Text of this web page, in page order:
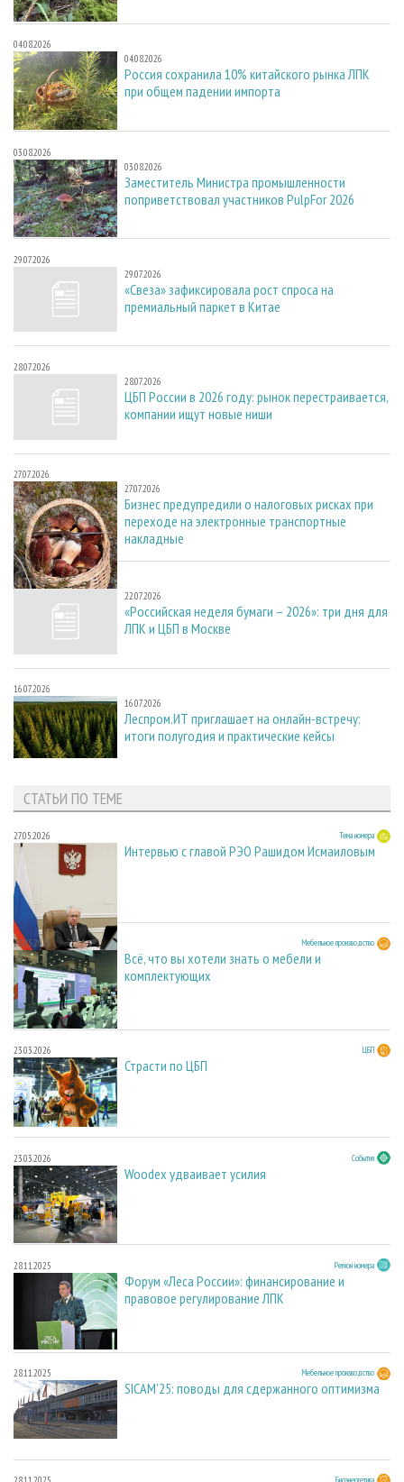
04.08.2026
04.08.2026
Россия сохранила 10% китайского рынка ЛПК
при общем падении импорта
03.08.2026
03.08.2026
Заместитель Министра промышленности
поприветствовал участников PulpFor 2026
29.07.2026
29.07.2026
«Свеза» зафиксировала рост спроса на
премиальный паркет в Китае
28.07.2026
28.07.2026
ЦБП России в 2026 году: рынок перестраивается,
компании ищут новые ниши
27.07.2026
27.07.2026
Бизнес предупредили о налоговых рисках при
переходе на электронные транспортные
накладные
22.07.2026
22.07.2026
«Российская неделя бумаги – 2026»: три дня для
ЛПК и ЦБП в Москве
16.07.2026
16.07.2026
Леспром.ИТ приглашает на онлайн-встречу:
итоги полугодия и практические кейсы
СТАТЬИ ПО ТЕМЕ
27.05.2026 Тема номера
Интервью с главой РЭО Рашидом Исмаиловым
23.03.2026 Мебельное производство
Всё, что вы хотели знать о мебели и
комплектующих
23.03.2026 ЦБП
Страсти по ЦБП
23.03.2026 События
Woodex удваивает усилия
28.11.2025 Регион номера
Форум «Леса России»: финансирование и
правовое регулирование ЛПК
28.11.2025 Мебельное производство
SICAM'25: поводы для сдержанного оптимизма